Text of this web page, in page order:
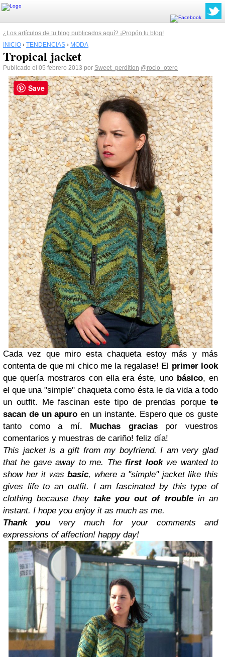
¿Los artículos de tu blog publicados aquí? ¡Propón tu blog!
INICIO › TENDENCIAS › MODA
Tropical jacket
Publicado el 05 febrero 2013 por Sweet_perdition @rocio_otero
Cada vez que miro esta chaqueta estoy más y más
contenta de que mi chico me la regalase! El primer look
que quería mostraros con ella era éste, uno básico, en
el que una "simple" chaqueta como ésta le da vida a todo
un outfit. Me fascinan este tipo de prendas porque te
sacan de un apuroen un instante. Espero que os guste
tanto como a mí.
Muchas graciaspor vuestros
comentarios y muestras de cariño! feliz día!
This jacket is a gift from my boyfriend.I am very glad
that he gave away to me. Thefirst lookwe wanted to
show her it was basic, where a "simple" jacketlike this
gives life to an outfit. I am fascinated by this type of
clothing because they take you out of trouble in an
instant. I hope you enjoy it as much as me.
Thank you very much
for your comments and
expressions of affection! happy day!
Save